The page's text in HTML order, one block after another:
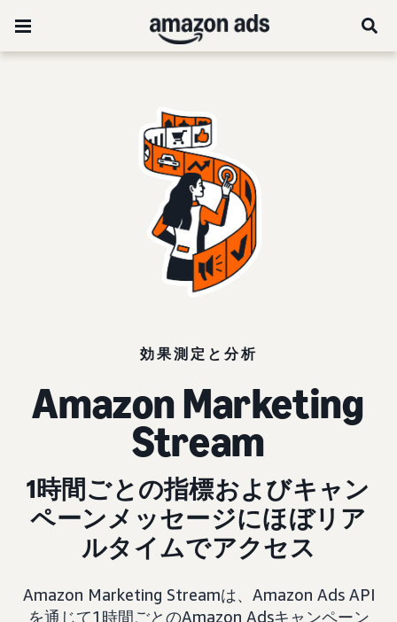
効果測定と分析
Amazon Marketing
Stream
1時間ごとの指標およびキャン
ペーンメッセージにほぼリア
ルタイムでアクセス
Amazon Marketing Streamは、Amazon Ads API
を通じて1時間ごとのAmazon Adsキャンペーン